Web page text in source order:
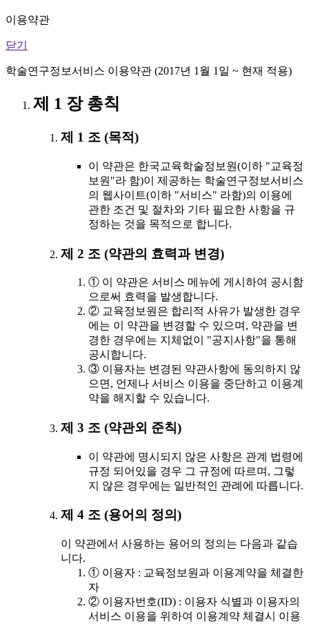
이용약관
닫기
학술연구정보서비스 이용약관 (2017년 1월 1일 ~ 현재 적용)
제 1 장 총칙
제 1 조 (목적)
이 약관은 한국교육학술정보원(이하 "교육정
보원"라 함)이 제공하는 학술연구정보서비스
의 웹사이트(이하 "서비스" 라함)의 이용에
관한 조건 및 절차와 기타 필요한 사항을 규
정하는 것을 목적으로 합니다.
제 2 조 (약관의 효력과 변경)
① 이 약관은 서비스 메뉴에 게시하여 공시함
으로써 효력을 발생합니다.
② 교육정보원은 합리적 사유가 발생한 경우
에는 이 약관을 변경할 수 있으며, 약관을 변
경한 경우에는 지체없이 "공지사항"을 통해
공시합니다.
③ 이용자는 변경된 약관사항에 동의하지 않
으면, 언제나 서비스 이용을 중단하고 이용계
약을 해지할 수 있습니다.
제 3 조 (약관외 준칙)
이 약관에 명시되지 않은 사항은 관계 법령에
규정 되어있을 경우 그 규정에 따르며, 그렇
지 않은 경우에는 일반적인 관례에 따릅니다.
제 4 조 (용어의 정의)
이 약관에서 사용하는 용어의 정의는 다음과 같습
니다.
① 이용자 : 교육정보원과 이용계약을 체결한
자
② 이용자번호(ID) : 이용자 식별과 이용자의
서비스 이용을 위하여 이용계약 체결시 이용